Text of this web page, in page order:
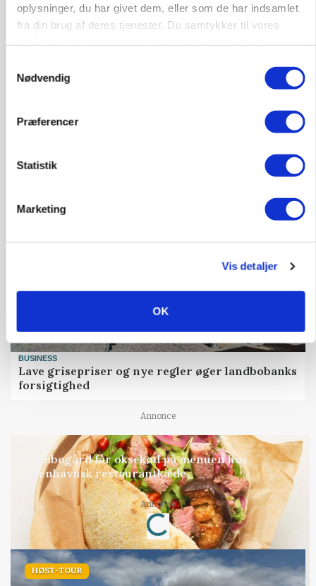
oplysninger, du har givet dem, eller som de har indsamlet
fra din brug af deres tjenester. Du samtykker til vores
Nødvendig
Præferencer
Statistik
Marketing
Vis detaljer
OK
Olieprisfald og fredshåb sender F5-renten ned
BUSINESS
Lave grisepriser og nye regler øger landbobanks
forsigtighed
Annonce
BUSINESS
Grambogård får oksekød på menuen hos
københavnsk restaurantkæde
Annonce
Loading...
HØST-TOUR